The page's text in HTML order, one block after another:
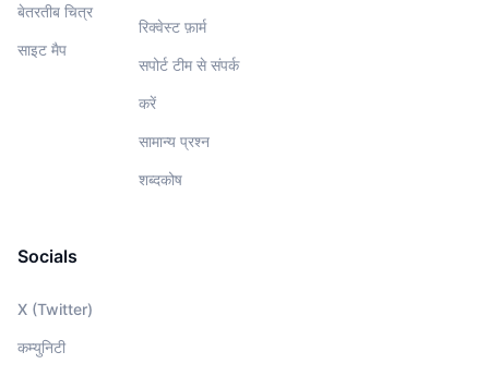
बेतरतीब चित्र
साइट मैप
रिक्वेस्ट फ़ार्म
सपोर्ट टीम से संपर्क
करें
सामान्य प्रश्न
शब्दकोष
Socials
X (Twitter)
कम्युनिटी